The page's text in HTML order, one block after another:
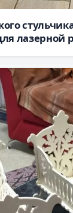
лазерной